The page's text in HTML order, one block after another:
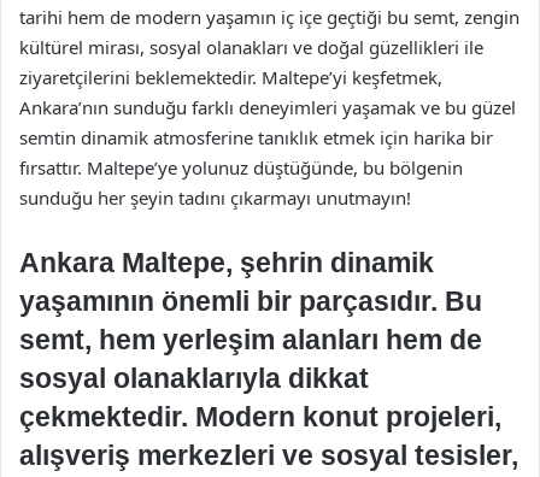
tarihi hem de modern yaşamın iç içe geçtiği bu semt, zengin
kültürel mirası, sosyal olanakları ve doğal güzellikleri ile
ziyaretçilerini beklemektedir. Maltepe’yi keşfetmek,
Ankara’nın sunduğu farklı deneyimleri yaşamak ve bu güzel
semtin dinamik atmosferine tanıklık etmek için harika bir
fırsattır. Maltepe’ye yolunuz düştüğünde, bu bölgenin
sunduğu her şeyin tadını çıkarmayı unutmayın!
Ankara Maltepe, şehrin dinamik
yaşamının önemli bir parçasıdır. Bu
semt, hem yerleşim alanları hem de
sosyal olanaklarıyla dikkat
çekmektedir. Modern konut projeleri,
alışveriş merkezleri ve sosyal tesisler,